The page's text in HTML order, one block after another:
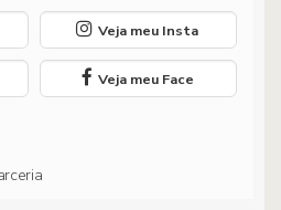
Veja meu Insta
Veja meu Face